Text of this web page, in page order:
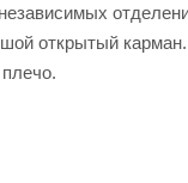
открытый